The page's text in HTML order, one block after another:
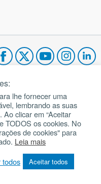
II
reservados.
lhe fornecer uma
lembrando as suas
clicar em “Aceitar
TODOS os cookies. No
de cookies" para
Leia mais
todos Aceitar todos